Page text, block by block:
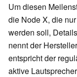
Um diesen
die Node X, die
werden soll,
nennt der
entspricht der
aktive